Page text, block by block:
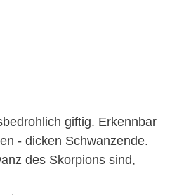
giftig. Erkennbar
- dicken Schwanzende.
des Skorpions sind,